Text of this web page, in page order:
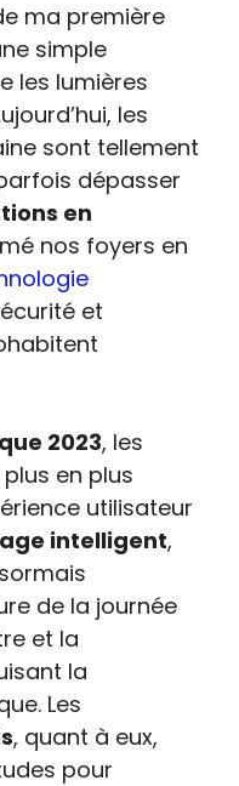
ma première
simple
les lumières
les
sont tellement
dépasser
en
nos foyers en
et
2023, les
en plus
utilisateur
intelligent,
de la journée
et la
la
Les
, quant à eux,
pour